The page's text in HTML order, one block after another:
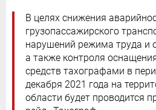
В целях снижения
грузопассажирского
нарушений режима труда и
а также контроля
средств тахографами в
декабря 2021 года на
области будет проводится